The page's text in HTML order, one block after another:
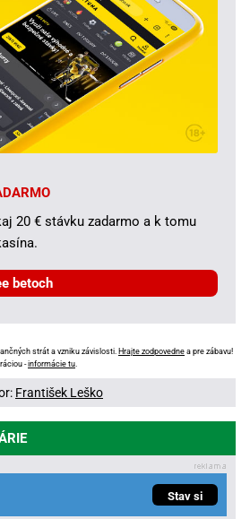
20 € stávku zadarmo a k tomu
betoch
strát a vzniku závislosti. Hrajte zodpovedne a pre zábavu!
-informácie tu.
František Leško
Stav si